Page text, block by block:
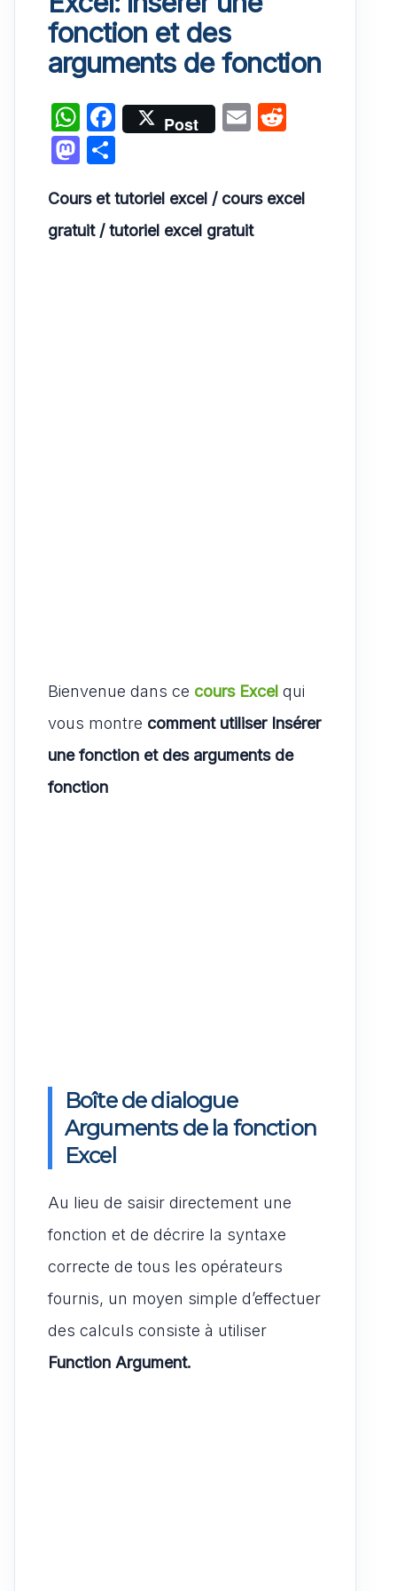
fonction et des
arguments de fonction
W
h
at
s
A
F
a
e
b
Post
E
l
di
M
st
o
ta
g
Cours et tutoriel excel / cours excel
gratuit / tutoriel excel gratuit
Bienvenue dans ce cours Excel qui
vous montre comment utiliser Insérer
une fonction et des arguments de
fonction
Boîte de dialogue
Arguments de la fonction
Excel
Au lieu de saisir directement une
fonction et de décrire la syntaxe
correcte de tous les opérateurs
fournis, un moyen simple d’effectuer
des calculs consiste à utiliser
Function Argument.